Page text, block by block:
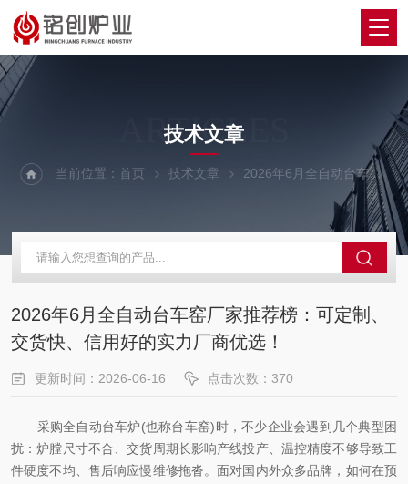
ARTICLES
技术文章
当前位置：首页 技术文章 2026年6月全自动台车窑厂家推荐榜：可定制、交货快、信用好的实力厂商优选！
2026年6月全自动台车窑厂家推荐榜：可定制、
交货快、信用好的实力厂商优选！
更新时间：2026-06-16 点击次数：370
采购全自动台车炉(也称台车窑)时，不少企业会遇到几个典型困
扰：炉膛尺寸不合、交货周期长影响产线投产、温控精度不够导致工
件硬度不均、售后响应慢维修拖沓。面对国内外众多品牌，如何在预